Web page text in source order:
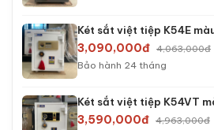
Két sắt việt tiệp K54E
3,090,000đ 4,063,000đ
Bảo hành 24 tháng
Két sắt việt tiệp K54VT
3,590,000đ 4,963,000đ